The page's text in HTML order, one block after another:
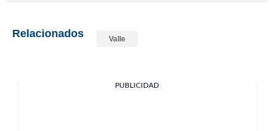
Relacionados Valle
PUBLICIDAD